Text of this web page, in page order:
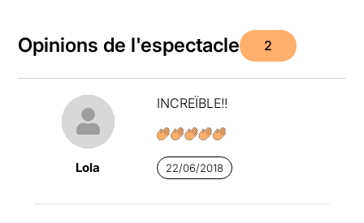
Opinions de l'espectacle 2
Lola
INCREÏBLE!!
22/06/2018